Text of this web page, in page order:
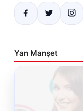
Yan Manşet